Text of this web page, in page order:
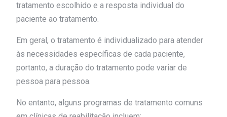
tratamento escolhido e a resposta individual do
paciente ao tratamento.
Em geral, o tratamento é individualizado para atender
às necessidades específicas de cada paciente,
portanto, a duração do tratamento pode variar de
pessoa para pessoa.
No entanto, alguns programas de tratamento comuns